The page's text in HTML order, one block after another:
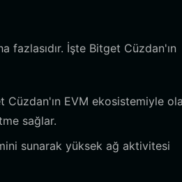
fazlasıdır. İşte Bitget Cüzdan'ın
EVM ekosistemiyle
sağlar.
sunarak yüksek ağ aktivitesi